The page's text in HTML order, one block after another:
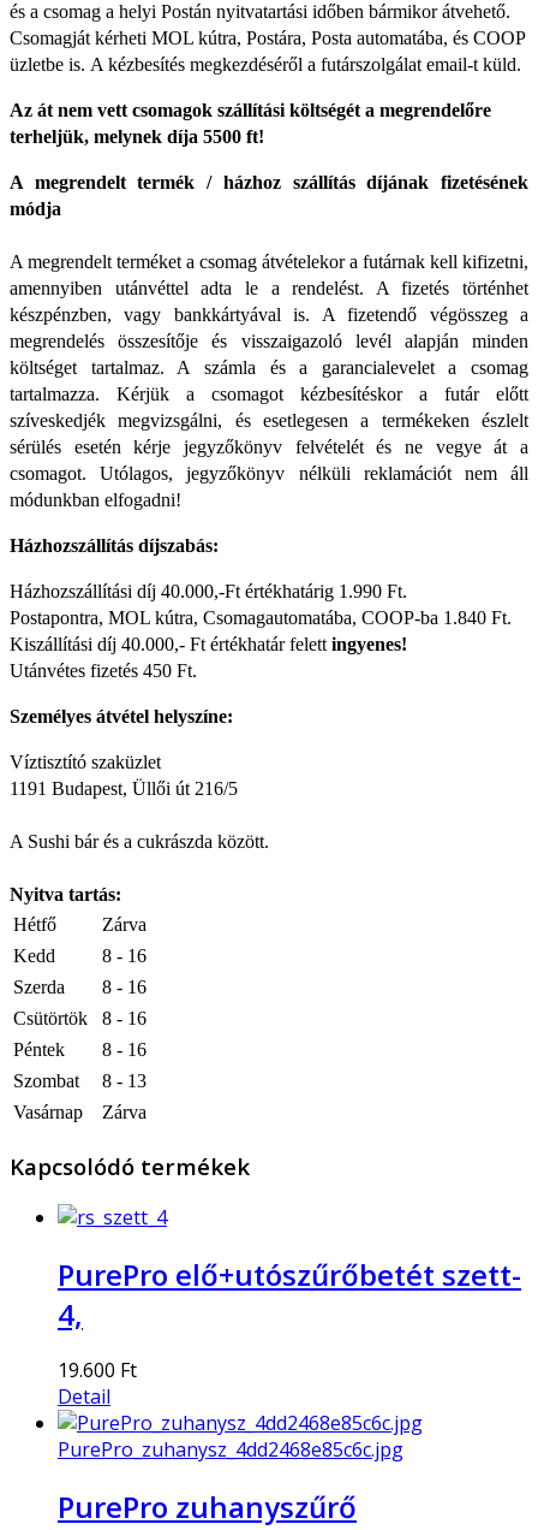
és a csomag a helyi Postán nyitvatartási időben bármikor átvehető.
Csomagját kérheti MOL kútra, Postára, Posta automatába, és COOP
üzletbe is. A kézbesítés megkezdéséről a futárszolgálat email-t küld.
Az át nem vett csomagok szállítási költségét a megrendelőre
terheljük, melynek díja 5500 ft!
A megrendelt termék / házhoz szállítás díjának fizetésének
módja
A megrendelt terméket a csomag átvételekor a futárnak kell kifizetni,
amennyiben utánvéttel adta le a rendelést. A fizetés történhet
készpénzben, vagy bankkártyával is. A fizetendő végösszeg a
megrendelés összesítője és visszaigazoló levél alapján minden
költséget tartalmaz. A számla és a garancialevelet a csomag
tartalmazza. Kérjük a csomagot kézbesítéskor a futár előtt
szíveskedjék megvizsgálni, és esetlegesen a termékeken észlelt
sérülés esetén kérje jegyzőkönyv felvételét és ne vegye át a
csomagot. Utólagos, jegyzőkönyv nélküli reklamációt nem áll
módunkban elfogadni!
Házhozszállítás díjszabás:
Házhozszállítási díj 40.000,-Ft értékhatárig 1.990 Ft.
Postapontra, MOL kútra, Csomagautomatába, COOP-ba 1.840 Ft.
Kiszállítási díj 40.000,- Ft értékhatár felett ingyenes!
Utánvétes fizetés 450 Ft.
Személyes átvétel helyszíne:
Víztisztító szaküzlet
1191 Budapest, Üllői út 216/5
A Sushi bár és a cukrászda között.
Nyitva tartás:
Hétfő
Zárva
Kedd
8 - 16
Szerda
8 - 16
Csütörtök
8 - 16
Péntek
8 - 16
Szombat
8 - 13
Vasárnap
Zárva
Kapcsolódó termékek
PurePro elő+utószűrőbetét szett-
4,
19.600 Ft
Detail
PurePro_zuhanysz_4dd2468e85c6c.jpg
PurePro zuhanyszűrő